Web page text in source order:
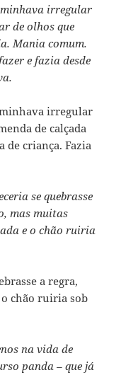
irregular
de olhos que
Mania comum.
e fazia desde
irregular
de calçada
de criança. Fazia
se quebrasse
mas muitas
e o chão ruiria
a regra,
o chão ruiria sob
na vida de
panda – que já